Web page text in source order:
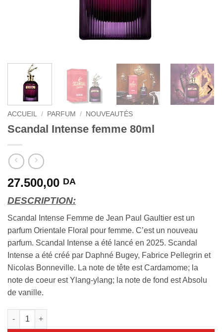
ACCUEIL / PARFUM / NOUVEAUTÉS
Scandal Intense femme 80ml
27.500,00 DA
DESCRIPTION:
Scandal Intense Femme de Jean Paul Gaultier est un
parfum Orientale Floral pour femme. C’est un nouveau
parfum. Scandal Intense a été lancé en 2025. Scandal
Intense a été créé par Daphné Bugey, Fabrice Pellegrin et
Nicolas Bonneville. La note de tête est Cardamome; la
note de coeur est Ylang-ylang; la note de fond est Absolu
de vanille.
quantité de Scandal Intense femme 80ml